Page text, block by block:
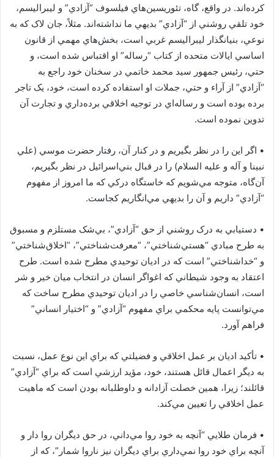
کرده‌اند. در واقع، گاه، تئوريسين‌هاي فيلسوف “آزادي” و ليبراليسم،
خود تلقي روشني از “آزادي” بديهي ما نداشته‌اند. مثلاً، جان لاک که به
نوعي، بنيانگذار ليبراليسم غربي است، بخش‌هاي مهمي از قانون
اساسي ايالات متحده از کتاب “رساله” او اقتباس شده است، و
حتي، رئيس جمهور سيد محمد خاتمي در سخنان خود راجع به
“آزادي” از آراء و حتي، جملات او استفاده کرده است، خود، يک تاجر
برده بوده است و رساله‌اي در توجيه اخلاقي برده‌داري و تجارت آن
تدوين نموده است.
•‏ اگر اين را در نظر بگيريم و در کنار آن، رفتار حضرت موسي (علي
نبينا و آله و عليه السلام) را در قبال بني‌اسرائيل در نظر بگيريم،
آن‌گاه، متوجه مي‌شويم که خاستگاه درکي که ما امروز از مفهوم
“آزادي” داريم و آن را بديهي مي‌انگاريم کجاست.
•‏ دستيابي به درک روشني از حق “آزادي”، بي‌شک مستلزم و مسبوق
به طرح مبادي “هستي‌شناختي”، “معرفت‌شناختي”، “اخلاق‌شناختي”
و “خداشناختي” است که در اديان توحيدي مطرح شده است. طرح
اعتقاد به وجود شيطاني که اغواگر انسان در انتخاب ميان خير و شر
است، انسان‌شناسي خاصي را در اديان توحيدي مطرح ساخت که
مي‌توانست پايه‌ محکمي براي مفهوم “آزادي” و “اختيار انساني”
فراهم آورد.
•‏ تأکيد اديان بر عمل اخلاقي و فضيلتي که براي اين نوع عمل، نسبت
به ديگر اعمال قائل هستند، خود، مؤيد ارزشي است که براي “آزادي”
قائلند؛ زيرا، همين خصلت آزادانه و داوطلبانه بودن است که ماهيت
عمل اخلاقي را تعيين مي‌کند.
•‏ فرمان طلايي “آنچه به خود روا مي‌داني، در حق ديگران روا دار و
آنچه براي خود روا نمي‌داري براي ديگران نيز ناروا شمار”، که از